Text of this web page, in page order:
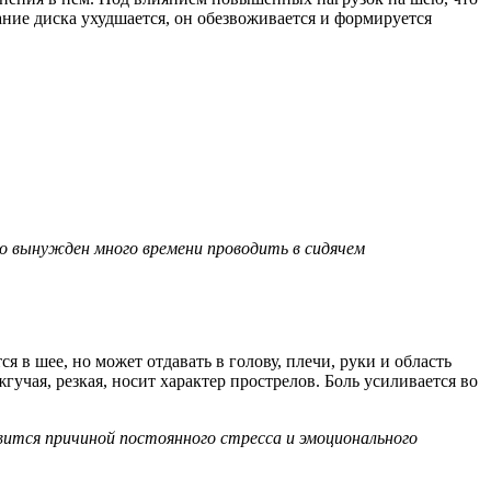
диска ухудшается, он обезвоживается и формируется
много времени проводить в сидячем
шее, но может отдавать в голову, плечи, руки и область
резкая, носит характер прострелов. Боль усиливается во
причиной постоянного стресса и эмоционального